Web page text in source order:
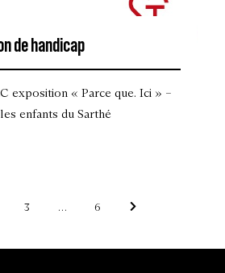
exposition « Parce que. Ici » –
enfants du Sarthé
de handicap
Page
3 …
Page
6
Page